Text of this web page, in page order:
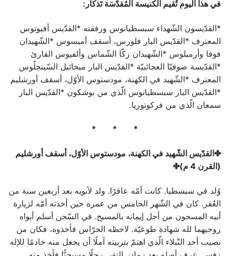
في هذا اليوم تُقيم الكنيسة المُقدَّسَة تَذكار:
*القدّيسون الشّهداء سبسطيانوس ورفقته *القدّيس أفيوتوس
المعترف *القدّيس البار فلورس، أسقف أميسوس *الشّهيدان
فوقا وأرميلوس *الشّهيدان زكّا الشّماس وألفيوس القارئ
*القدّيسة صوفيّا العجائبيّة *القدّيس البار ميخائيل السّينجلّوس
المعترف *الشّهيد في الكهنة، مودستوس الأوّل، أسقف أورشليم
*القدّيس البار سبسطيانوس الّذي من بوشكون *القدّيس البار
سمعان الّذي من فركوتوريا.
* * *
✤القدّيس الشّهيد في الكهنة، مودستوس الأوّل، أسقف أورشليم
(القرن 4 م)✤
وُلد في سبسطيا. كانت أمّه عاقرًا. ولد لأبويه بعد أربعين سنة من
العُقر. كان في الشّهر الخامس من عمره حين أخذته أمّه لزيارة
أبيه المسجون من أجل إيمانه بالمسيح. في السّجن أسلم أبواه
روحيهما لله شهادة طوعيّة. لاحظه الحرّاس فأخذوه، فكان من
نصيب أحد النّبلاء الّذي اهتمّ بتربيته آملًا أن يجعل منه خادمًا للإله